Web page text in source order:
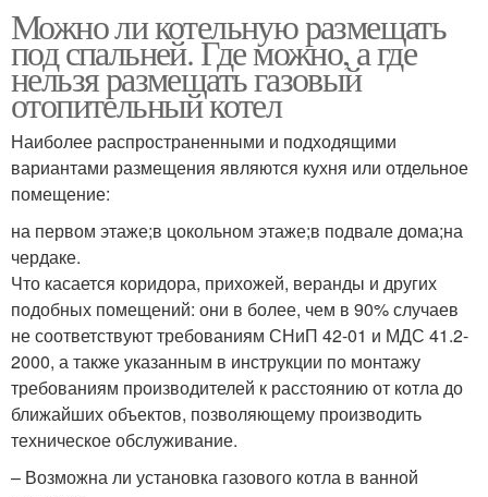
Можно ли котельную размещать
под спальней. Где можно, а где
нельзя размещать газовый
отопительный котел
Наиболее распространенными и подходящими
вариантами размещения являются кухня или отдельное
помещение:
на первом этаже;в цокольном этаже;в подвале дома;на
чердаке.
Что касается коридора, прихожей, веранды и других
подобных помещений: они в более, чем в 90% случаев
не соответствуют требованиям СНиП 42-01 и МДС 41.2-
2000, а также указанным в инструкции по монтажу
требованиям производителей к расстоянию от котла до
ближайших объектов, позволяющему производить
техническое обслуживание.
– Возможна ли установка газового котла в ванной